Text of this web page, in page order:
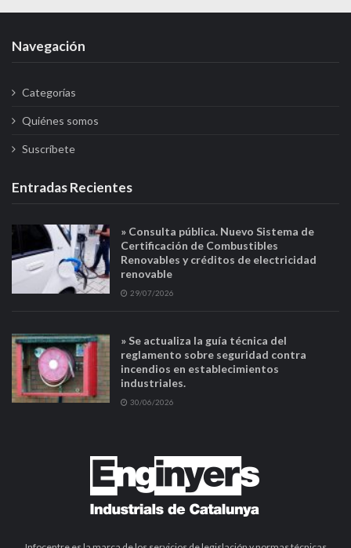
Navegación
Categorías
Quiénes somos
Suscríbete
Entradas Recientes
» Consulta pública. Nuevo Sistema de
Certificación de Combustibles
Renovables y créditos de electricidad
renovable
29/07/2026
» Se actualiza la guía técnica del
reglamento sobre seguridad contra
incendios en establecimientos
industriales.
30/06/2026